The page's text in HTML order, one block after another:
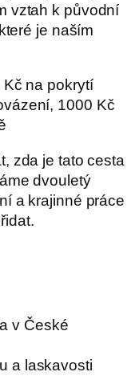
vztah k původní
je naším
na pokrytí
1000 Kč
zda je tato cesta
dvouletý
a krajinné práce
v České
a laskavosti